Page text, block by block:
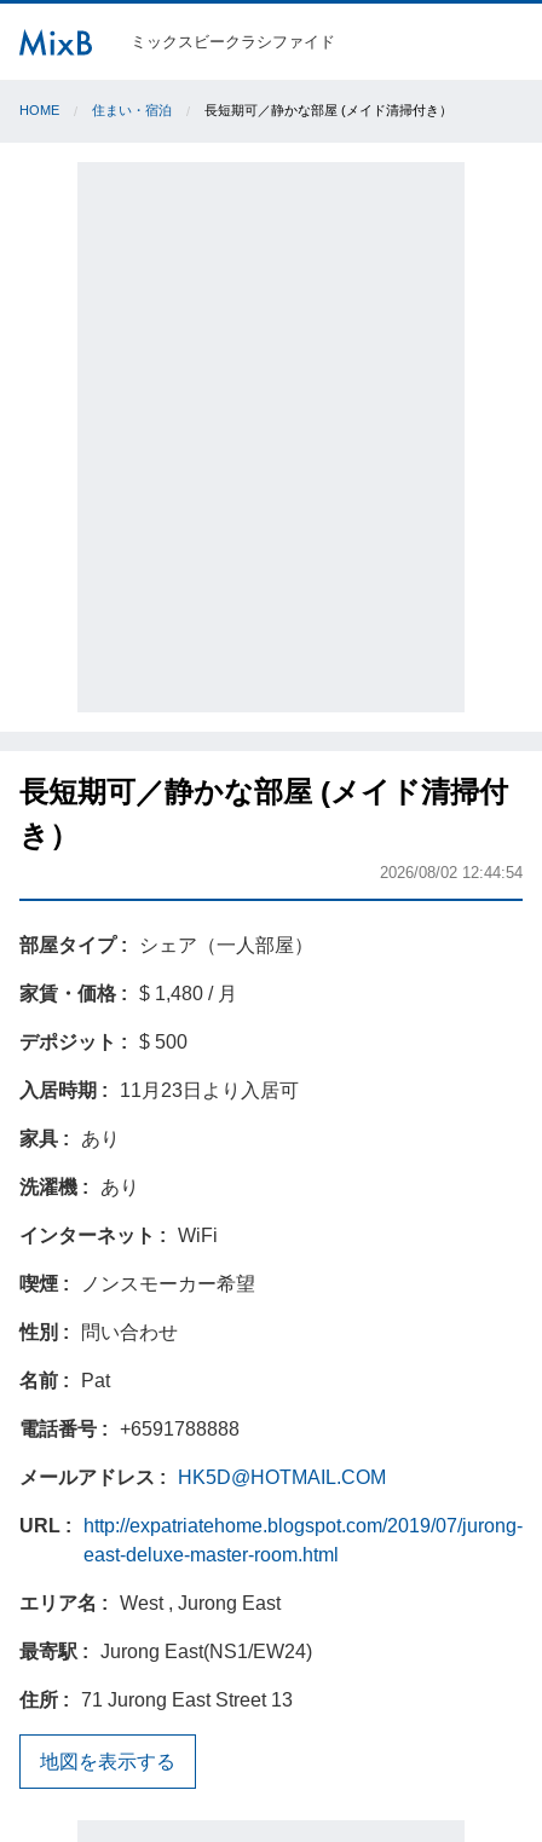
ミックスビークラシファイド
HOME 住まい・宿泊 長短期可／静かな部屋 (メイド清掃付き）
長短期可／静かな部屋 (メイド清掃付
き）
2026/08/02 12:44:54
部屋タイプ シェア（一人部屋）
家賃・価格 $ 1,480 / 月
デポジット $ 500
入居時期 11月23日より入居可
家具 あり
洗濯機 あり
インターネット WiFi
喫煙 ノンスモーカー希望
性別 問い合わせ
名前 Pat
電話番号 +6591788888
メールアドレス HK5D@HOTMAIL.COM
URL
http://expatriatehome.blogspot.com/2019/07/jurong-
east-deluxe-master-room.html
エリア名 West , Jurong East
最寄駅 Jurong East(NS1/EW24)
住所 71 Jurong East Street 13
地図を表示する